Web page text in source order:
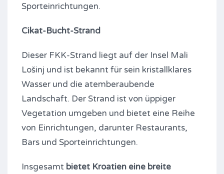
Sporteinrichtungen.
Cikat-Bucht-Strand
Dieser FKK-Strand liegt auf der Insel Mali
Lošinj und ist bekannt für sein kristallklares
Wasser und die atemberaubende
Landschaft. Der Strand ist von üppiger
Vegetation umgeben und bietet eine Reihe
von Einrichtungen, darunter Restaurants,
Bars und Sporteinrichtungen.
Insgesamt bietet Kroatien eine breite